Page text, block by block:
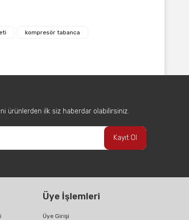
kompresör tabanca
ürünlerden ilk siz haberdar olabilirsiniz.
Kayıt Ol
Üye İşlemleri
Üye Girişi